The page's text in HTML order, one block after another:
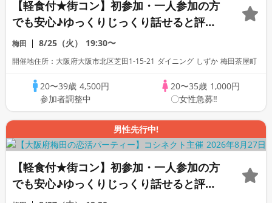
【軽食付★街コン】初参加・一人参加の方
でも安心♪ゆっくりじっくり話せると評判
の恋活合コンパーティー！
梅田 8/25（火） 19:30〜
開催地住所：大阪府大阪市北区芝田1-15-21 ダイニング しずか 梅田茶屋町
20〜39歳 4,500円
参加者調整中
20〜35歳 1,000円
〇女性急募‼
男性先行中!
【軽食付★街コン】初参加・一人参加の方
でも安心♪ゆっくりじっくり話せると評判
の恋活合コンパーティー！